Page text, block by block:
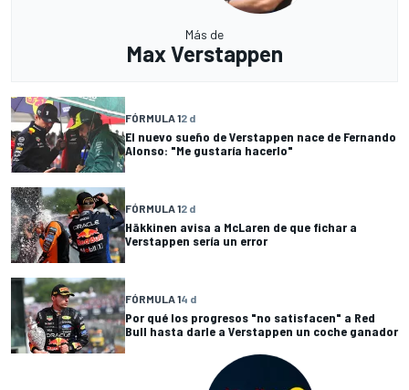
Más de
Max Verstappen
FÓRMULA 12 d
El nuevo sueño de Verstappen nace de Fernando
Alonso: "Me gustaría hacerlo"
FÓRMULA 12 d
Häkkinen avisa a McLaren de que fichar a
Verstappen sería un error
FÓRMULA 14 d
Por qué los progresos "no satisfacen" a Red
Bull hasta darle a Verstappen un coche ganador